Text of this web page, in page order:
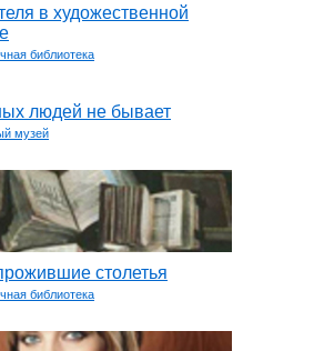
в художественной
библиотека
людей не бывает
музей
столетья
библиотека